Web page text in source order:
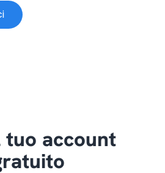
tuo account